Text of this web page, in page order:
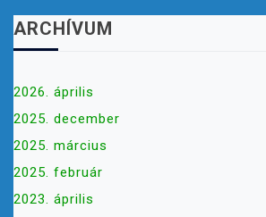
ARCHÍVUM
2026. április
2025. december
2025. március
2025. február
2023. április